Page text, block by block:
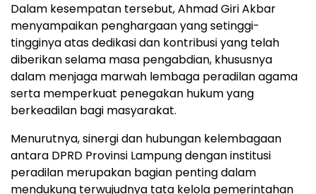
Dalam kesempatan tersebut, Ahmad Giri Akbar
menyampaikan penghargaan yang setinggi-
tingginya atas dedikasi dan kontribusi yang telah
diberikan selama masa pengabdian, khususnya
dalam menjaga marwah lembaga peradilan agama
serta memperkuat penegakan hukum yang
berkeadilan bagi masyarakat.
Menurutnya, sinergi dan hubungan kelembagaan
antara DPRD Provinsi Lampung dengan institusi
peradilan merupakan bagian penting dalam
mendukung terwujudnya tata kelola pemerintahan